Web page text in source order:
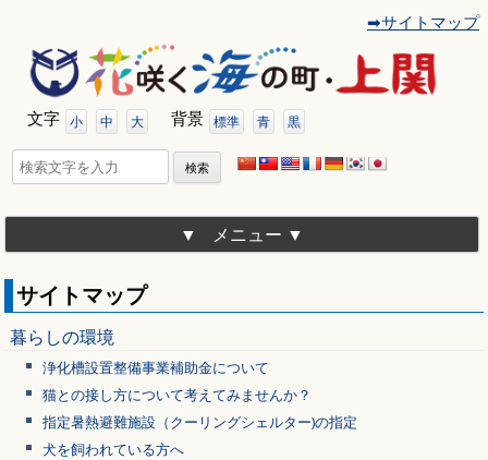
動
➡サイトマップ
文字 小 中 大 背景 標準 青 黒
検
索:
メニュー
サイトマップ
暮らしの環境
浄化槽設置整備事業補助金について
猫との接し方について考えてみませんか？
指定暑熱避難施設（クーリングシェルター)の指定
犬を飼われている方へ